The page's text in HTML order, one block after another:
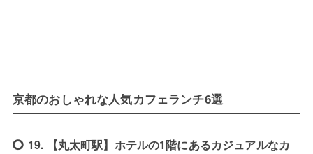
京都のおしゃれな人気カフェランチ6選
19. 【丸太町駅】ホテルの1階にあるカジュアルなカ